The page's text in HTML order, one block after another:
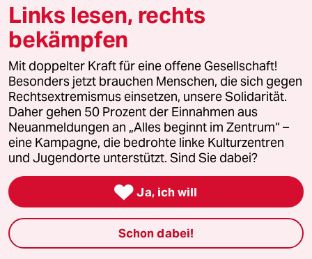
panterstiftung
panterpreis 2026
Podcast
bundestalk
fernverbindung
klima update°
Links lesen, rechts
bekämpfen
Mit doppelter Kraft für eine offene Gesellschaft!
Besonders jetzt brauchen Menschen, die sich gegen
Rechtsextremismus einsetzen, unsere Solidarität.
Daher gehen 50 Prozent der Einnahmen aus
Neuanmeldungen an „Alles beginnt im Zentrum“ –
eine Kampagne, die bedrohte linke Kulturzentren
und Jugendorte unterstützt. Sind Sie dabei?
 Ja, ich will
Schon dabei!